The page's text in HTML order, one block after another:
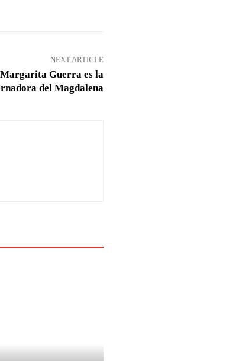
NEXT ARTICLE
Guerra es la
del Magdalena